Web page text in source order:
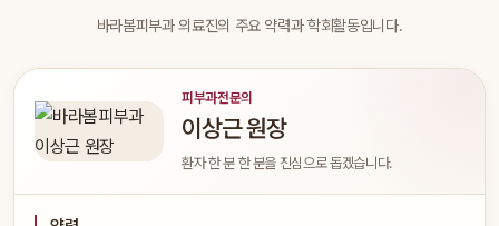
바라봄피부과 의료진의 주요 약력과 학회활동입니다.
피부과전문의
이상근 원장
환자 한 분 한 분을 진심으로 돕겠습니다.